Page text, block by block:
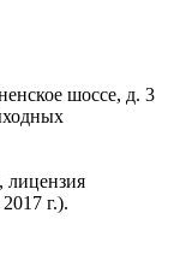
шоссе, д. 3
г.).